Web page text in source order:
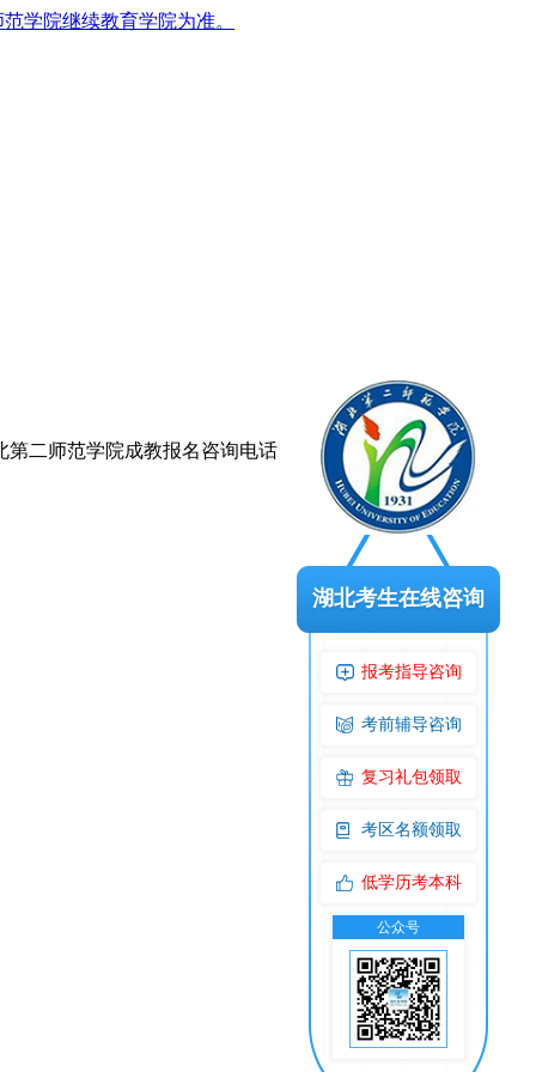
学院继续教育学院为准。
湖北考生在线咨询
报考指导咨询
考前辅导咨询
复习礼包领取
考区名额领取
低学历考本科
公众号